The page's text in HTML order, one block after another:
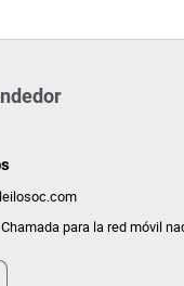
para la red móvil